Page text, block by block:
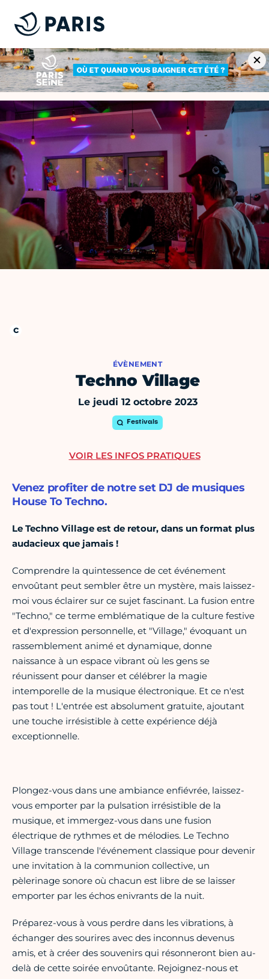
ÉVÈNEMENT
Techno Village
Le jeudi 12 octobre 2023
Festivals
Venez profiter de notre set DJ de musiques
House To Techno.
Le Techno Village est de retour, dans un format plus
audacieux que jamais !
Comprendre la quintessence de cet événement
envoûtant peut sembler être un mystère, mais laissez-
moi vous éclairer sur ce sujet fascinant. La fusion entre
"Techno," ce terme emblématique de la culture festive
et d'expression personnelle, et "Village," évoquant un
rassemblement animé et dynamique, donne
naissance à un espace vibrant où les gens se
réunissent pour danser et célébrer la magie
intemporelle de la musique électronique. Et ce n'est
pas tout ! L'entrée est absolument gratuite, ajoutant
une touche irrésistible à cette expérience déjà
exceptionnelle.
Plongez-vous dans une ambiance enfiévrée, laissez-
vous emporter par la pulsation irrésistible de la
musique, et immergez-vous dans une fusion
électrique de rythmes et de mélodies. Le Techno
Village transcende l'événement classique pour devenir
une invitation à la communion collective, un
pèlerinage sonore où chacun est libre de se laisser
emporter par les échos enivrants de la nuit.
Préparez-vous à vous perdre dans les vibrations, à
échanger des sourires avec des inconnus devenus
amis, et à créer des souvenirs qui résonneront bien au-
delà de cette soirée envoûtante. Rejoignez-nous et
VOIR LES INFOS PRATIQUES